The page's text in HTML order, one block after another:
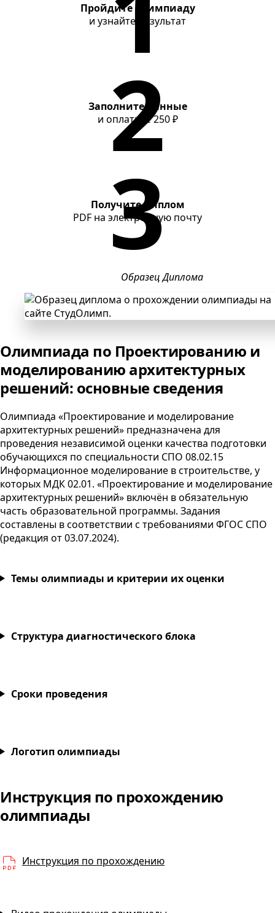
Пройдите олимпиаду
и узнайте результат
Заполните данные
и оплатите250 ₽
Получите диплом
PDF на электронную почту
Образец Диплома
Олимпиада по Проектированию и
моделированию архитектурных
решений: основные сведения
Олимпиада «Проектирование и моделирование
архитектурных решений» предназначена для
проведения независимой оценки качества подготовки
обучающихся по специальности СПО 08.02.15
Информационное моделирование в строительстве, у
которых МДК02.01. «Проектирование и моделирование
архитектурных решений» включён в обязательную
часть образовательной программы. Задания
составлены в соответствии с требованиями ФГОС СПО
(редакция от03.07.2024).
Темы олимпиады и критерии их оценки
Структура диагностического блока
Сроки проведения
Логотип олимпиады
Проектирование и моделирование архитектурных
Инструкция по прохождению
олимпиадыПроектирование и
Инструкция по прохождению
PDF